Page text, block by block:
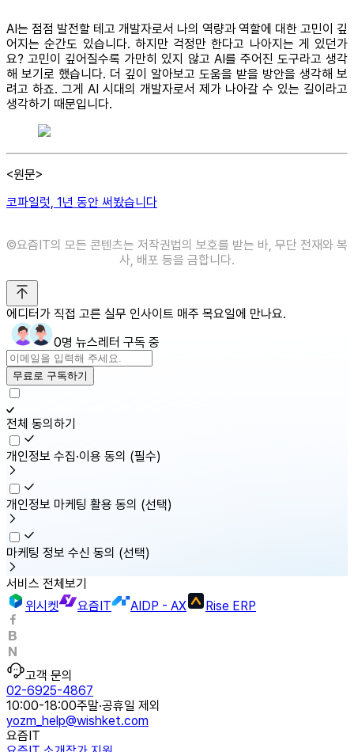
AI는 점점 발전할 테고 개발자로서 나의 역량과 역할에 대한 고민이 깊
어지는 순간도 있습니다. 하지만 걱정만 한다고 나아지는 게 있던가
요? 고민이 깊어질수록 가만히 있지 않고 AI를 주어진 도구라고 생각
해 보기로 했습니다. 더 깊이 알아보고 도움을 받을 방안을 생각해 보
려고 하죠. 그게 AI 시대의 개발자로서 제가 나아갈 수 있는 길이라고
생각하기 때문입니다.
<원문>
코파일럿, 1년 동안 써봤습니다
©️요즘IT의 모든 콘텐츠는 저작권법의 보호를 받는 바, 무단 전재와 복
사, 배포 등을 금합니다.
에디터가 직접 고른 실무 인사이트 매주 목요일에 만나요.
0명 뉴스레터 구독 중
무료로 구독하기
전체 동의하기
개인정보 수집·이용 동의 (필수)
개인정보 마케팅 활용 동의 (선택)
마케팅 정보 수신 동의 (선택)
서비스 전체보기
위시켓
요즘IT AIDP - AX Rise ERP
고객 문의
02-6925-4867
10:00-18:00주말·공휴일 제외
yozm_help@wishket.com
요즘IT